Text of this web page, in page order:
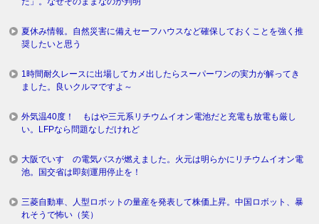
夏休み情報。自然災害に備えセーフハウスなど確保しておくことを強く推
奨したいと思う
1時間耐久レースに出場してカメ出したらスーパーワンの実力が解ってき
ました。良いクルマですよ～
外気温40度！ もはや三元系リチウムイオン電池だと充電も放電も厳し
い。LFPなら問題なしだけれど
大阪でいすゞの電気バスが燃えました。火元は明らかにリチウムイオン電
池。国交省は即刻運用停止を！
三菱自動車、人型ロボットの量産を発表して株価上昇。中国ロボット、暴
れそうで怖い（笑）